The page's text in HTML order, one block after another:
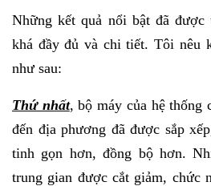
Những kết quả nổi bật đã được
khá đầy đủ và chi tiết. Tôi nêu
như sau:
Thứ nhất, bộ máy của hệ
đến địa phương đã được sắp
tinh gọn hơn, đồng bộ hơn.
trung gian được cắt giảm, chức